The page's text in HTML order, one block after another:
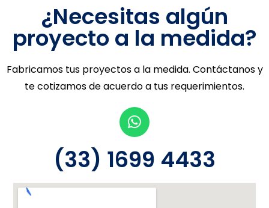
¿Necesitas algún
proyecto a la medida?
Fabricamos tus proyectos a la medida. Contáctanos y
te cotizamos de acuerdo a tus requerimientos.
(33) 1699 4433